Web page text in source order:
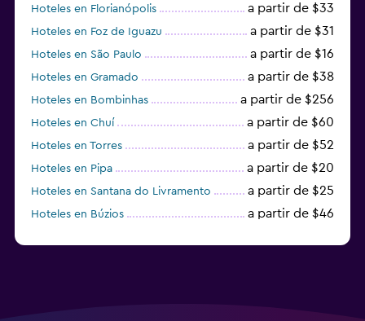
Hoteles en Florianópolis a partir de $33
Hoteles en Foz de Iguazu a partir de $31
Hoteles en São Paulo a partir de $16
Hoteles en Gramado a partir de $38
Hoteles en Bombinhas a partir de $256
Hoteles en Chuí a partir de $60
Hoteles en Torres a partir de $52
Hoteles en Pipa a partir de $20
Hoteles en Santana do Livramento a partir de $25
Hoteles en Búzios a partir de $46